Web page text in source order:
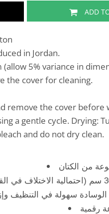
ADD
in Jordan.
5% variance in
the cover for cleaning.
remove the cover before
a gentle cycle. Drying:
and do not dry clean.